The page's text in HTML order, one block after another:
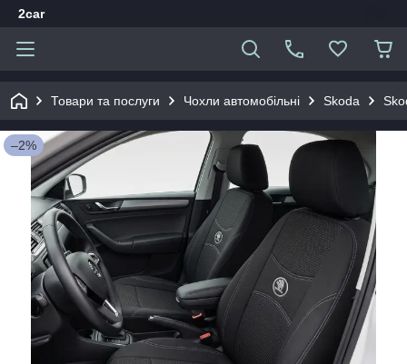
2car
Товари та послуги Чохли автомобільні Skoda
–2%